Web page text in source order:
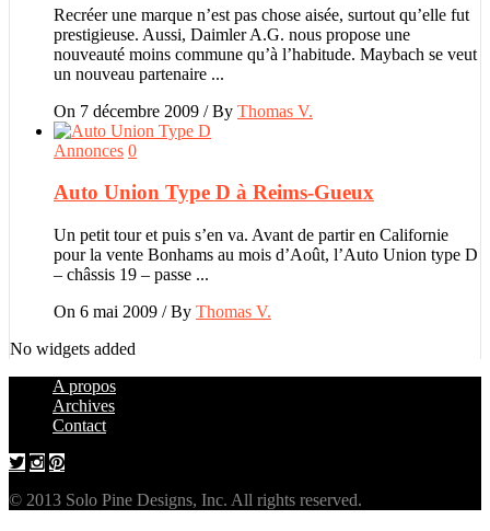
Recréer une marque n’est pas chose aisée, surtout qu’elle fut
prestigieuse. Aussi, Daimler A.G. nous propose une
nouveauté moins commune qu’à l’habitude. Maybach se veut
un nouveau partenaire ...
On 7 décembre 2009 /By Thomas V.
Annonces 0
Auto Union Type D à Reims-Gueux
Un petit tour et puis s’en va. Avant de partir en Californie
pour la vente Bonhams au mois d’Août, l’Auto Union type D
– châssis 19 – passe ...
On 6 mai 2009 /By Thomas V.
No widgets added
A propos
Archives
Contact
© 2013 Solo Pine Designs, Inc. All rights reserved.